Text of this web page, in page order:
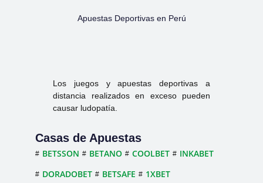
Apuestas Deportivas en Perú
Los juegos y apuestas deportivas a
distancia realizados en exceso pueden
causar ludopatía.
Casas de Apuestas
BETSSON BETANO COOLBET
INKABET
DORADOBET
BETSAFE 1XBET